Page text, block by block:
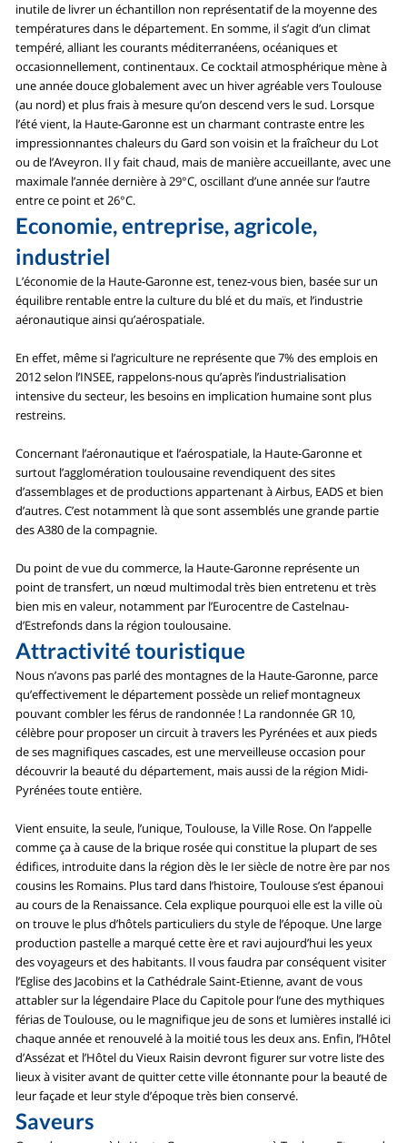
inutile de livrer un échantillon non représentatif de la moyenne des
températures dans le département. En somme, il s’agit d’un climat
tempéré, alliant les courants méditerranéens, océaniques et
occasionnellement, continentaux. Ce cocktail atmosphérique mène à
une année douce globalement avec un hiver agréable vers Toulouse
(au nord) et plus frais à mesure qu’on descend vers le sud. Lorsque
l’été vient, la Haute-Garonne est un charmant contraste entre les
impressionnantes chaleurs du Gard son voisin et la fraîcheur du Lot
ou de l’Aveyron. Il y fait chaud, mais de manière accueillante, avec une
maximale l’année dernière à 29°C, oscillant d’une année sur l’autre
entre ce point et 26°C.
Economie, entreprise, agricole,
industriel
L’économie de la Haute-Garonne est, tenez-vous bien, basée sur un
équilibre rentable entre la culture du blé et du maïs, et l’industrie
aéronautique ainsi qu’aérospatiale.
En effet, même si l’agriculture ne représente que 7% des emplois en
2012 selon l’INSEE, rappelons-nous qu’après l’industrialisation
intensive du secteur, les besoins en implication humaine sont plus
restreins.
Concernant l’aéronautique et l’aérospatiale, la Haute-Garonne et
surtout l’agglomération toulousaine revendiquent des sites
d’assemblages et de productions appartenant à Airbus, EADS et bien
d’autres. C’est notamment là que sont assemblés une grande partie
des A380 de la compagnie.
Du point de vue du commerce, la Haute-Garonne représente un
point de transfert, un nœud multimodal très bien entretenu et très
bien mis en valeur, notamment par l’Eurocentre de Castelnau-
d’Estrefonds dans la région toulousaine.
Attractivité touristique
Nous n’avons pas parlé des montagnes de la Haute-Garonne, parce
qu’effectivement le département possède un relief montagneux
pouvant combler les férus de randonnée ! La randonnée GR 10,
célèbre pour proposer un circuit à travers les Pyrénées et aux pieds
de ses magnifiques cascades, est une merveilleuse occasion pour
découvrir la beauté du département, mais aussi de la région Midi-
Pyrénées toute entière.
Vient ensuite, la seule, l’unique, Toulouse, la Ville Rose. On l’appelle
comme ça à cause de la brique rosée qui constitue la plupart de ses
édifices, introduite dans la région dès le Ier siècle de notre ère par nos
cousins les Romains. Plus tard dans l’histoire, Toulouse s’est épanoui
au cours de la Renaissance. Cela explique pourquoi elle est la ville où
on trouve le plus d’hôtels particuliers du style de l’époque. Une large
production pastelle a marqué cette ère et ravi aujourd’hui les yeux
des voyageurs et des habitants. Il vous faudra par conséquent visiter
l’Eglise des Jacobins et la Cathédrale Saint-Etienne, avant de vous
attabler sur la légendaire Place du Capitole pour l’une des mythiques
férias de Toulouse, ou le magnifique jeu de sons et lumières installé ici
chaque année et renouvelé à la moitié tous les deux ans. Enfin, l’Hôtel
d’Assézat et l’Hôtel du Vieux Raisin devront figurer sur votre liste des
lieux à visiter avant de quitter cette ville étonnante pour la beauté de
leur façade et leur style d’époque très bien conservé.
Saveurs